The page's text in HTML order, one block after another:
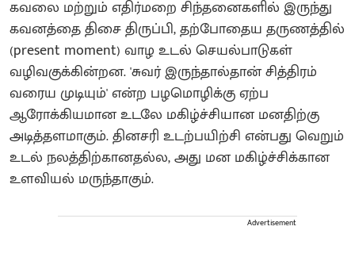
கவலை மற்றும் எதிர்மறை சிந்தனைகளில் இருந்து
கவனத்தை திசை திருப்பி, தற்போதைய தருணத்தில்
(present moment) வாழ உடல் செயல்பாடுகள்
வழிவகுக்கின்றன. 'சுவர் இருந்தால்தான் சித்திரம்
வரைய முடியும்' என்ற பழமொழிக்கு ஏற்ப
ஆரோக்கியமான உடலே மகிழ்ச்சியான மனதிற்கு
அடித்தளமாகும். தினசரி உடற்பயிற்சி என்பது வெறும்
உடல் நலத்திற்கானதல்ல, அது மன மகிழ்ச்சிக்கான
உளவியல் மருந்தாகும்.
Advertisement